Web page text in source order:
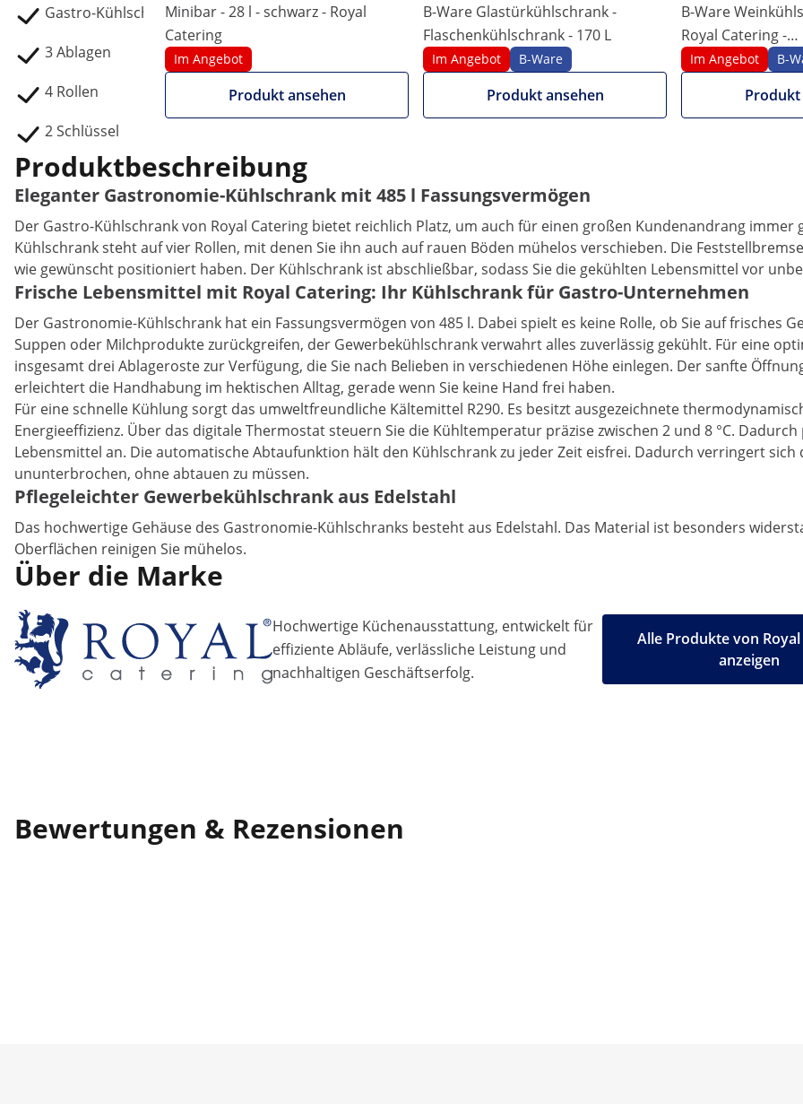
Gastro-Kühlschrank RCRC-2D630
3 Ablagen
4 Rollen
2 Schlüssel
Minibar - 28 l - schwarz - Royal
Catering
Im Angebot
Produkt ansehen
B-Ware Glastürkühlschrank -
Flaschenkühlschrank - 170 L
Im Angebot B-Ware
Produkt ansehen
B-Ware
Royal Catering -
Im Angebot B-
Produkt
Produktbeschreibung
Eleganter Gastronomie-Kühlschrank mit 485 l Fassungsvermögen
Der Gastro-Kühlschrank von Royal Catering bietet reichlich Platz, um auch für einen großen Kundenandrang
Kühlschrank steht auf vier Rollen, mit denen Sie ihn auch auf rauen Böden mühelos verschieben. Die
wie gewünscht positioniert haben. Der Kühlschrank ist abschließbar, sodass Sie die gekühlten Lebensmittel vor
Frische Lebensmittel mit Royal Catering: Ihr Kühlschrank für Gastro-Unternehmen
Der Gastronomie-Kühlschrank hat ein Fassungsvermögen von 485 l. Dabei spielt es keine Rolle, ob Sie auf frisches
Suppen oder Milchprodukte zurückgreifen, der Gewerbekühlschrank verwahrt alles zuverlässig gekühlt. Für eine
insgesamt drei Ablageroste zur Verfügung, die Sie nach Belieben in verschiedenen Höhe einlegen. Der sanfte
erleichtert die Handhabung im hektischen Alltag, gerade wenn Sie keine Hand frei haben.
Für eine schnelle Kühlung sorgt das umweltfreundliche Kältemittel R290. Es besitzt ausgezeichnete
Energieeffizienz. Über das digitale Thermostat steuern Sie die Kühltemperatur präzise zwischen 2 und 8 °C.
Lebensmittel an. Die automatische Abtaufunktion hält den Kühlschrank zu jeder Zeit eisfrei. Dadurch verringert
ununterbrochen, ohne abtauen zu müssen.
Pflegeleichter Gewerbekühlschrank aus Edelstahl
Das hochwertige Gehäuse des Gastronomie-Kühlschranks besteht aus Edelstahl. Das Material ist besonders
Oberflächen reinigen Sie mühelos.
Über die Marke
Hochwertige Küchenausstattung, entwickelt für
effiziente Abläufe, verlässliche Leistung und
nachhaltigen Geschäftserfolg.
Alle Produkte von
anzeigen
Bewertungen & Rezensionen